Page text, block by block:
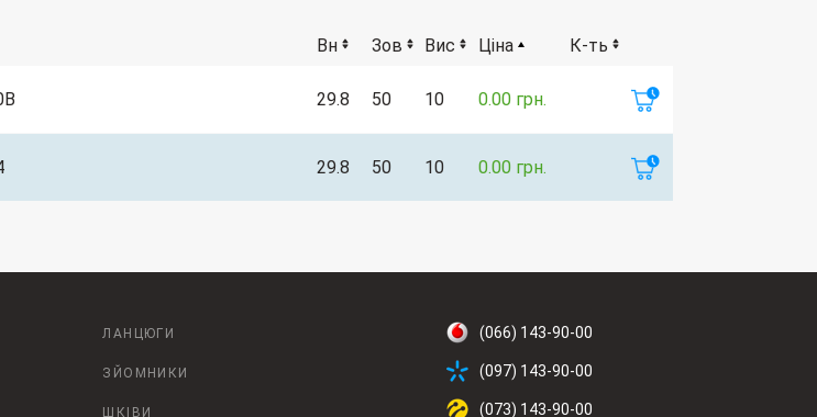
Вн Зов Вис Ціна К-ть
29.8 50 10 0.00 грн.
29.8 50 10 0.00 грн.
ЛАНЦЮГИ
ЗЙОМНИКИ
ШКІВИ
(066) 143-90-00
(097) 143-90-00
(073) 143-90-00